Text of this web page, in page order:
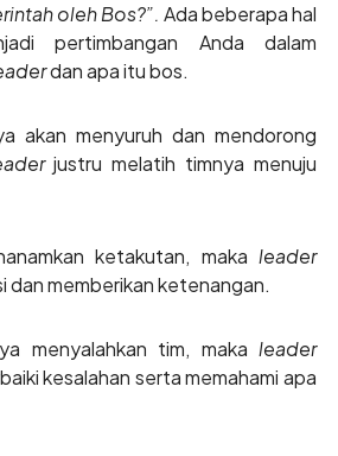
oleh Bos?”. Ada beberapa hal
pertimbangan Anda dalam
dan apa itu bos.
akan menyuruh dan mendorong
justru melatih timnya menuju
ketakutan, maka leader
dan memberikan ketenangan.
menyalahkan tim, maka leader
kesalahan serta memahami apa